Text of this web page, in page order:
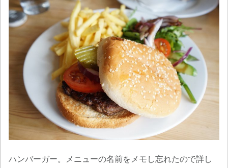
ハンバーガー。メニューの名前をメモし忘れたので詳し